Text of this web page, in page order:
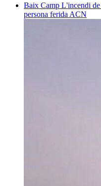
Baix Camp L'incendi de
persona ferida ACN